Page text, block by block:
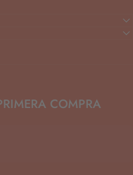
COMPRA